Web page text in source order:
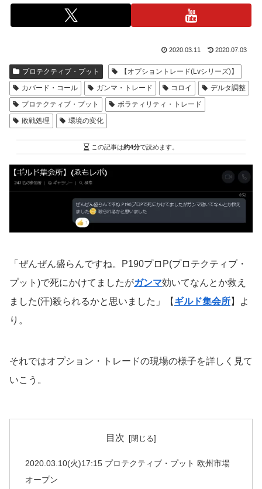
2020.03.11 2020.07.03
プロテクティブ・プット
【オプショントレード(Lvシリーズ)】
カバード・コール
ガンマ・トレード コロイ
デルタ調整
プロテクティブ・プット
ボラティリティ・トレード
敗戦処理
環境の変化
この記事は約4分で読めます。
「ぜんぜん盛らんですね。P190プロP(プロテクティブ・
プット)で死にかけてましたがガンマ効いてなんとか救え
ました(汗)殺られるかと思いました」【 ギルド集会所】よ
り。
それではオプション・トレードの現場の様子を詳しく見て
いこう。
目次
2020.03.10(火)17:15 プロテクティブ・プット 欧州市場
オープン